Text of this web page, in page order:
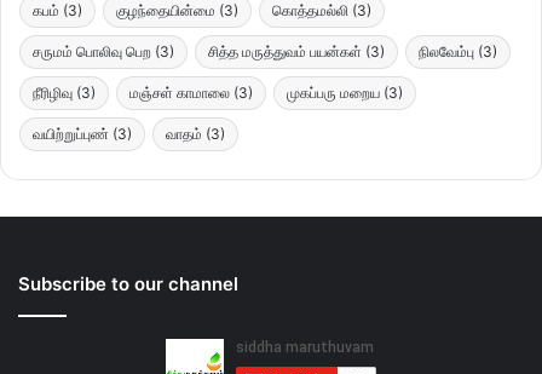
கபம் (3) குழந்தையின்மை (3) கொத்தமல்லி (3)
சருமம் பொலிவு பெற (3) சித்த மருத்துவம் பயன்கள் (3) நிலவேம்பு (3)
நீரிழிவு (3) மஞ்சள் காமாலை (3) முகப்பரு மறைய (3)
வயிற்றுப்புண் (3) வாதம் (3)
Subscribe to our channel